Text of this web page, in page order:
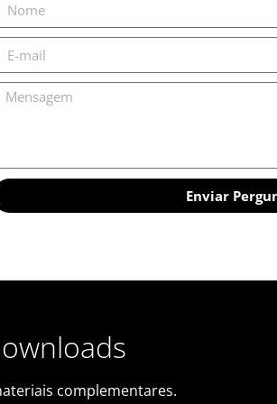
Enviar
complementares.